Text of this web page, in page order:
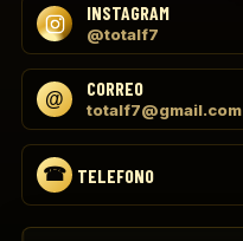
INSTAGRAM
@totalf7
CORREO
totalf7@gmail.com
TELEFONO